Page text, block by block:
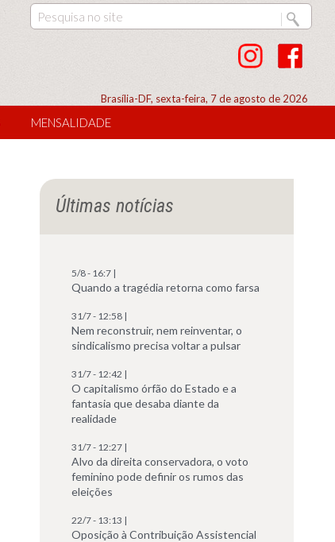
Brasília-DF, sexta-feira, 7 de agosto de 2026
MENSALIDADE
Últimas notícias
5/8 - 16:7 |
Quando a tragédia retorna como farsa
31/7 - 12:58 |
Nem reconstruir, nem reinventar, o
sindicalismo precisa voltar a pulsar
31/7 - 12:42 |
O capitalismo órfão do Estado e a
fantasia que desaba diante da
realidade
31/7 - 12:27 |
Alvo da direita conservadora, o voto
feminino pode definir os rumos das
eleições
22/7 - 13:13 |
Oposição à Contribuição Assistencial